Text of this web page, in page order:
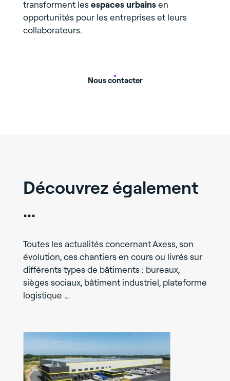
transforment lesespaces urbainsen
opportunités pour les entreprises et leurs
collaborateurs.
Nous contacter
Découvrez également
...
Toutes les actualités concernant Axess, son
évolution, ces chantiers en cours ou livrés sur
différents types de bâtiments : bureaux,
sièges sociaux, bâtiment industriel, plateforme
logistique …